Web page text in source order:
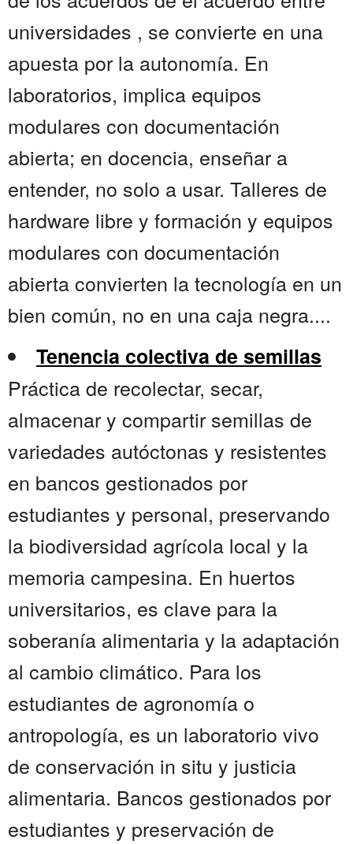
universidades , se convierte en una
apuesta por la autonomía. En
laboratorios, implica equipos
modulares con documentación
abierta; en docencia, enseñar a
entender, no solo a usar. Talleres de
hardware libre y formación y equipos
modulares con documentación
abierta convierten la tecnología en un
bien común, no en una caja negra....
Tenencia colectiva de semillas
Práctica de recolectar, secar,
almacenar y compartir semillas de
variedades autóctonas y resistentes
en bancos gestionados por
estudiantes y personal, preservando
la biodiversidad agrícola local y la
memoria campesina. En huertos
universitarios, es clave para la
soberanía alimentaria y la adaptación
al cambio climático. Para los
estudiantes de agronomía o
antropología, es un laboratorio vivo
de conservación in situ y justicia
alimentaria. Bancos gestionados por
estudiantes y preservación de